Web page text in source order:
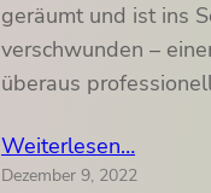
geräumt und ist ins
verschwunden –
überaus
Weiterlesen…
Dezember 9, 2022